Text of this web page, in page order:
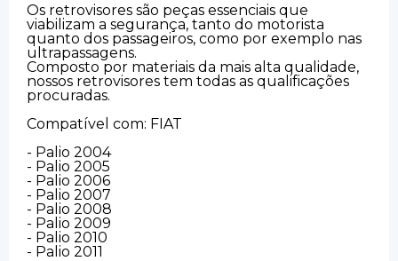
Os retrovisores são peças essenciais que
viabilizam a segurança, tanto do motorista
quanto dos passageiros, como por exemplo nas
ultrapassagens.
Composto por materiais da mais alta qualidade,
nossos retrovisores tem todas as qualificações
procuradas.
Compatível com: FIAT
- Palio 2004
- Palio 2005
- Palio 2006
- Palio 2007
- Palio 2008
- Palio 2009
- Palio 2010
- Palio 2011